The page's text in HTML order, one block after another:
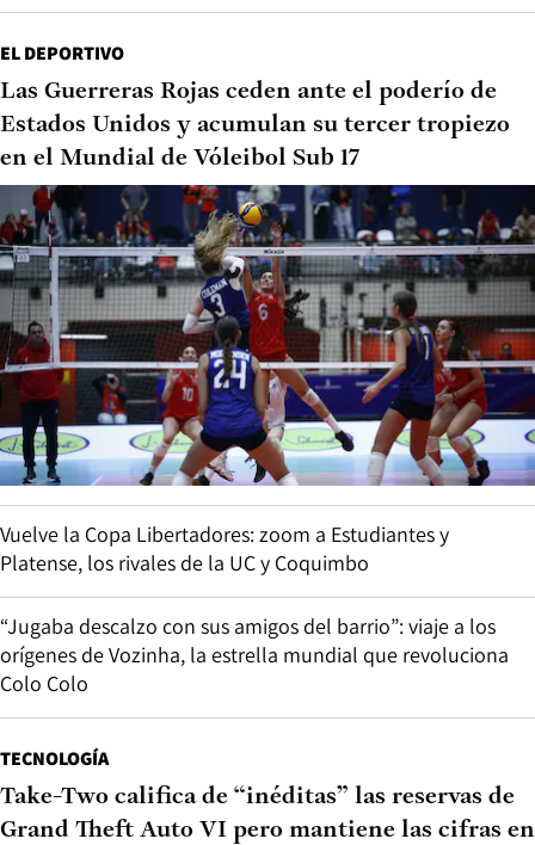
EL DEPORTIVO
Las Guerreras Rojas ceden ante el poderío de
Estados Unidos y acumulan su tercer tropiezo
en el Mundial de Vóleibol Sub 17
Vuelve la Copa Libertadores: zoom a Estudiantes y
Platense, los rivales de la UC y Coquimbo
“Jugaba descalzo con sus amigos del barrio”: viaje a los
orígenes de Vozinha, la estrella mundial que revoluciona
Colo Colo
TECNOLOGÍA
Take-Two califica de “inéditas” las reservas de
Grand Theft Auto VI pero mantiene las cifras en